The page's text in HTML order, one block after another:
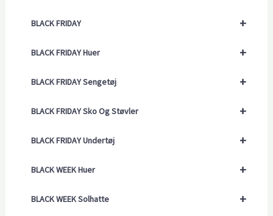
+
BLACK FRIDAY
+
BLACK FRIDAY Huer
+
BLACK FRIDAY Sengetøj
+
BLACK FRIDAY Sko Og Støvler
+
BLACK FRIDAY Undertøj
+
BLACK WEEK Huer
+
BLACK WEEK Solhatte